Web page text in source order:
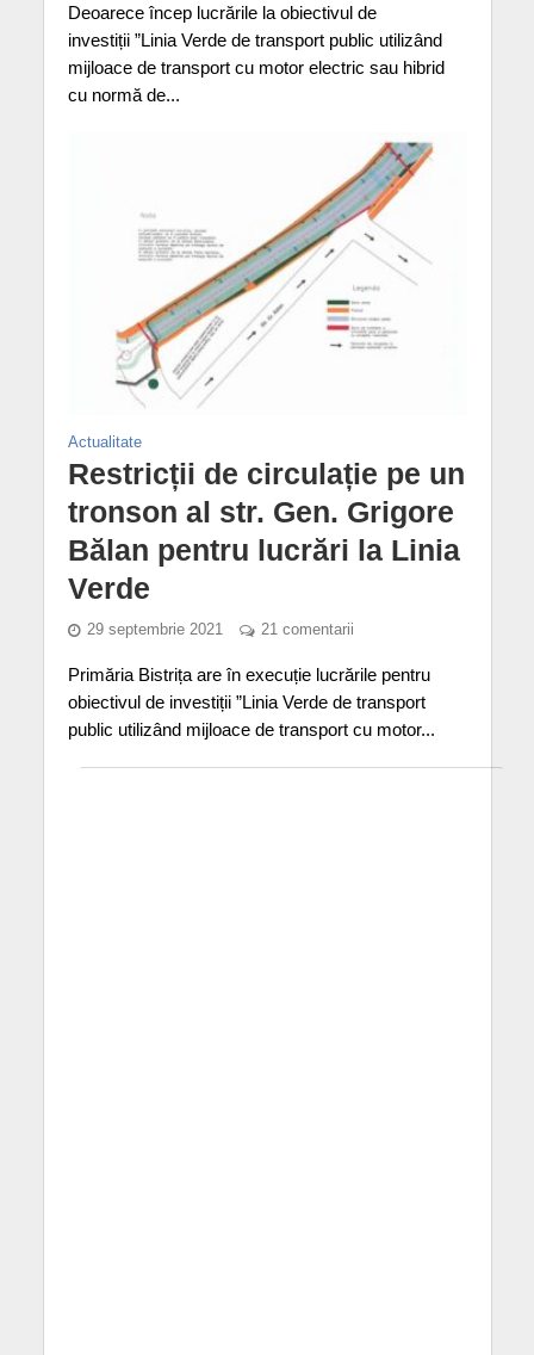
Deoarece încep lucrările la obiectivul de
investiții ”Linia Verde de transport public utilizând
mijloace de transport cu motor electric sau hibrid
cu normă de...
Actualitate
Restricții de circulație pe un
tronson al str. Gen. Grigore
Bălan pentru lucrări la Linia
Verde
29 septembrie 2021 21 comentarii
Primăria Bistrița are în execuție lucrările pentru
obiectivul de investiții ”Linia Verde de transport
public utilizând mijloace de transport cu motor...